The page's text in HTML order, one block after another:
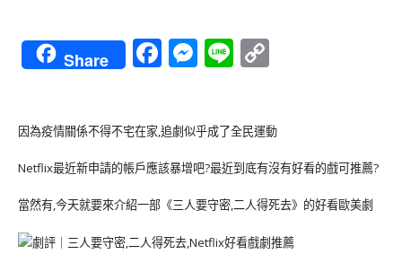
Share Facebook
Messenger
Line
因為疫情關係不得不宅在家,追劇似乎成了全民運動
Netflix最近新申請的帳戶應該暴增吧?最近到底有沒有好看的戲可推薦?
當然有,今天就要來介紹一部《三人要守密,二人得死去》的好看歐美劇